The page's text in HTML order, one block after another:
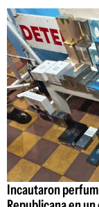
Incautaron